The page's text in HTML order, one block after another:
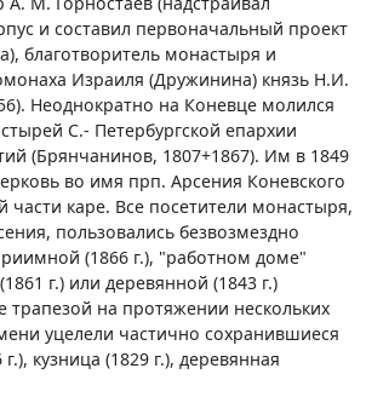
и составил первоначальный проект
благотворитель монастыря и
Израиля (Дружинина) князь Н.И.
Неоднократно на Коневце молился
С.- Петербургской епархии
(Бpянчанинов, 1807+1867). Им в 1849
во имя пpп. Аpсения Коневского
части каpе. Все посетители монастыря,
пользовались безвозмездно
(1866 г.), "работном доме"
г.) или деревянной (1843 г.)
трапезой на протяжении нескольких
уцелели частично сохранившиеся
кузница (1829 г.), деревянная